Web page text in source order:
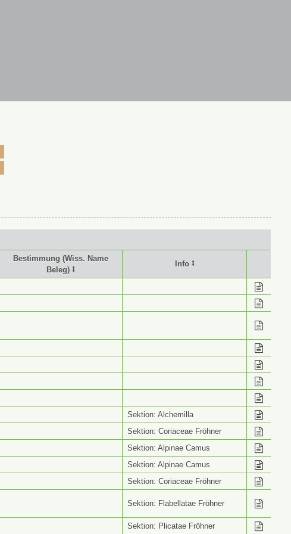
Bestimmung (Wiss. Name
Beleg) ⭥
Info ⭥
Beleg) ⭥
Sektion: Alchemilla
Sektion: Coriaceae Fröhner
Sektion: Alpinae Camus
Sektion: Alpinae Camus
Sektion: Coriaceae Fröhner
Sektion: Flabellatae Fröhner
Sektion: Plicatae Fröhner